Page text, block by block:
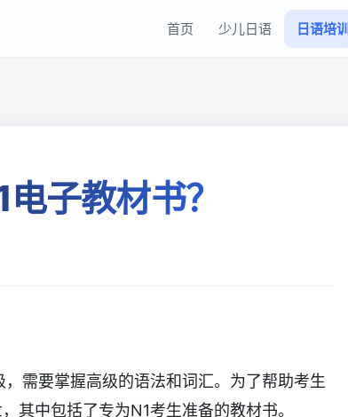
首页 少儿日语 日语培训
子教材书？
需要掌握高级的语法和词汇。为了帮助考生
其中包括了专为N1考生准备的教材书。